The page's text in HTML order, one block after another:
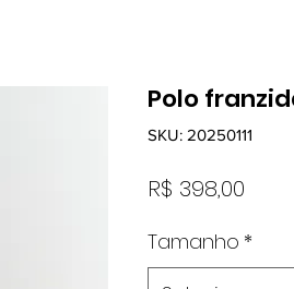
Polo
SKU: 20250111
R$ 398,00
Tamanho *